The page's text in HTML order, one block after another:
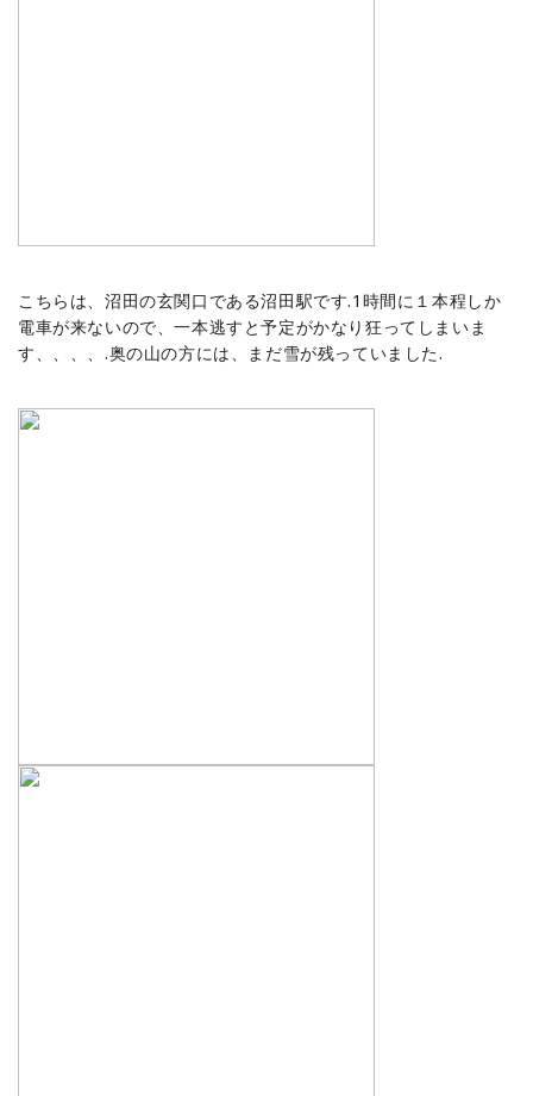
こちらは、沼田の玄関口である沼田駅です.1時間に１本程しか
電車が来ないので、一本逃すと予定がかなり狂ってしまいま
す、、、、.奥の山の方には、まだ雪が残っていました.